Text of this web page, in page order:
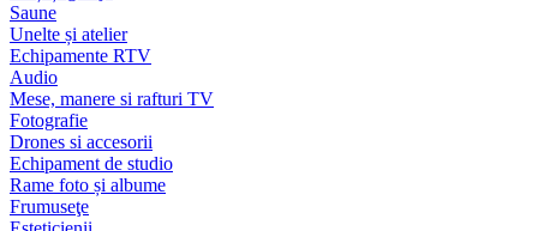
Saune
Unelte și atelier
Echipamente RTV
Audio
Mese, manere si rafturi TV
Fotografie
Drones si accesorii
Echipament de studio
Rame foto și albume
Frumuseţe